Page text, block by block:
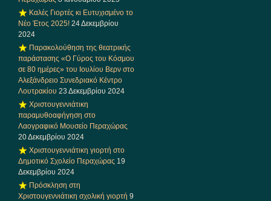
Καλές Γιορτές κι Ευτυχισμένο το
Νέο Έτος 2025! 24 Δεκεμβρίου
2024
Παρακολούθηση της θεατρικής
παράστασης «Ο Γύρος του Κόσμου
σε 80 ημέρες» του Ιουλίου Βερν στο
Αλεξάνδρειο Συνεδριακό Κέντρο
Λουτρακίου 23 Δεκεμβρίου 2024
Χριστουγεννιάτικη
παραμυθοαφήγηση στο
Λαογραφικό Μουσείο Περαχώρας
20 Δεκεμβρίου 2024
Χριστουγεννιάτικη γιορτή στο
Δημοτικό Σχολείο Περαχώρας 19
Δεκεμβρίου 2024
Πρόσκληση στη
Χριστουγεννιάτικη σχολική γιορτή 9